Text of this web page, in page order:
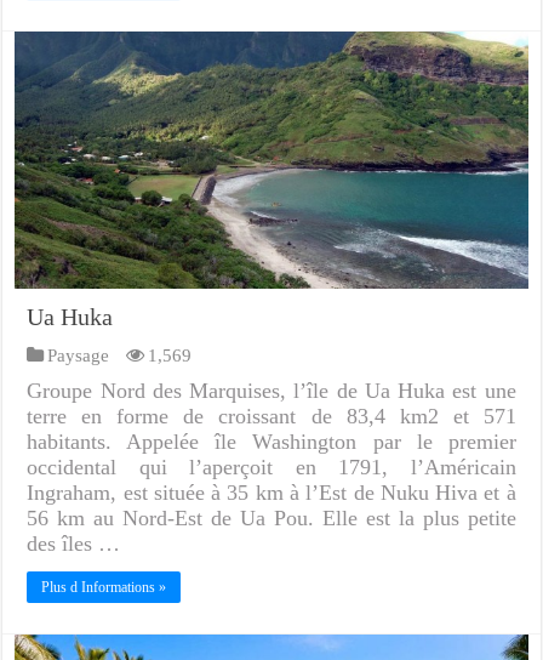
Ua Huka
Paysage 1,569
Groupe Nord des Marquises, l’île de Ua Huka est une
terre en forme de croissant de 83,4 km2 et 571
habitants. Appelée île Washington par le premier
occidental qui l’aperçoit en 1791, l’Américain
Ingraham, est située à 35 km à l’Est de Nuku Hiva et à
56 km au Nord-Est de Ua Pou. Elle est la plus petite
des îles …
Plus d Informations »